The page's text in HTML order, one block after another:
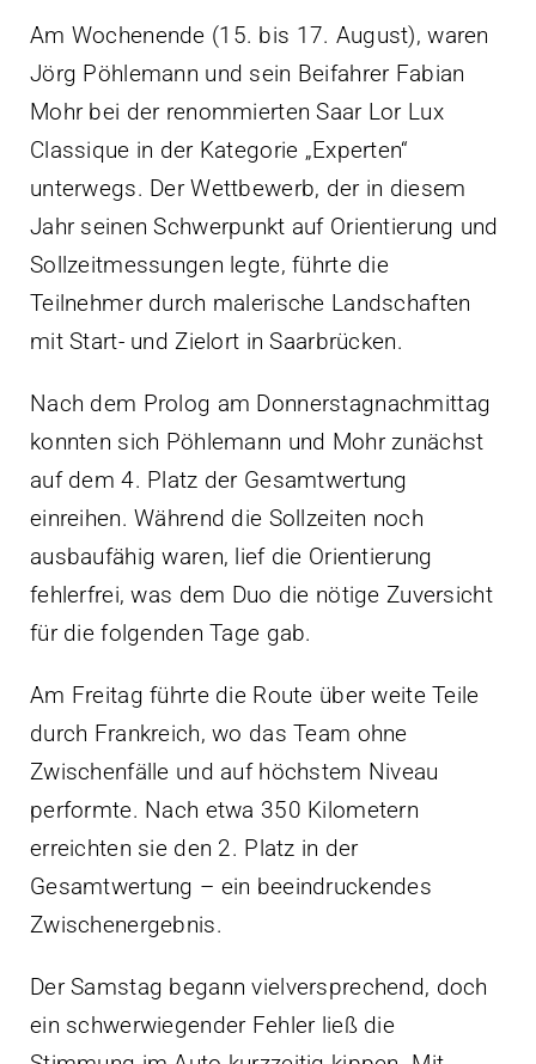
Am Wochenende (15. bis 17. August), waren
Jörg Pöhlemann und sein Beifahrer Fabian
Mohr bei der renommierten Saar Lor Lux
Classique in der Kategorie „Experten“
unterwegs. Der Wettbewerb, der in diesem
Jahr seinen Schwerpunkt auf Orientierung und
Sollzeitmessungen legte, führte die
Teilnehmer durch malerische Landschaften
mit Start- und Zielort in Saarbrücken.
Nach dem Prolog am Donnerstagnachmittag
konnten sich Pöhlemann und Mohr zunächst
auf dem 4. Platz der Gesamtwertung
einreihen. Während die Sollzeiten noch
ausbaufähig waren, lief die Orientierung
fehlerfrei, was dem Duo die nötige Zuversicht
für die folgenden Tage gab.
Am Freitag führte die Route über weite Teile
durch Frankreich, wo das Team ohne
Zwischenfälle und auf höchstem Niveau
performte. Nach etwa 350 Kilometern
erreichten sie den 2. Platz in der
Gesamtwertung – ein beeindruckendes
Zwischenergebnis.
Der Samstag begann vielversprechend, doch
ein schwerwiegender Fehler ließ die